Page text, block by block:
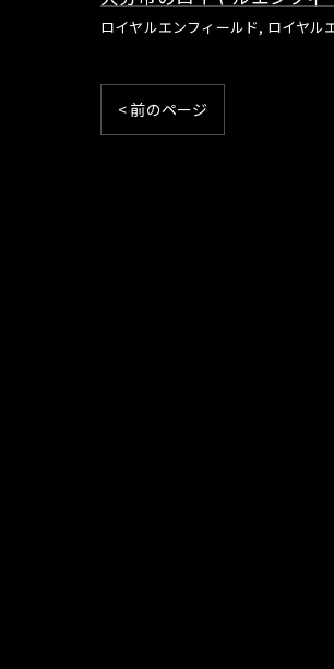
ロイヤルエンフィールド ロイヤル
< 前のページ